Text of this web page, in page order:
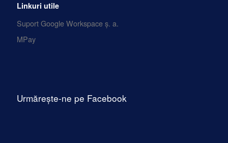
Linkuri utile
Suport Google Workspace ș. a.
MPay
Urmărește-ne pe Facebook